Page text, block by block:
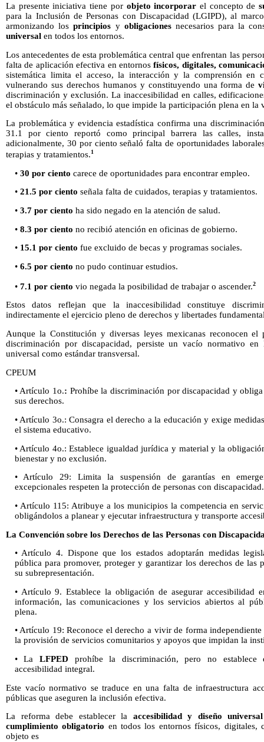
La presente iniciativa tiene por objeto incorporar el concepto de
para la Inclusión de Personas con Discapacidad (LGIPD), al
armonizando losprincipios y obligacionesnecesarios para la
universal en todos los entornos.
Los antecedentes de esta problemática central que enfrentan las
falta de aplicación efectiva en entornosfísicos, digitales,
sistemática limita el acceso, la interacción y la comprensión en
vulnerando sus derechos humanos y constituyendo una forma de
discriminación y exclusión. La inaccesibilidad en calles,
el obstáculo más señalado, lo que impide la participación plena en
La problemática y evidencia estadística confirma una
31.1 por ciento reportó como principal barrera las calles,
adicionalmente, 30 por ciento señaló falta de oportunidades
terapias y tratamientos.1
• 30 por ciento carece de oportunidades para encontrar empleo.
• 21.5 por ciento señala falta de cuidados, terapias y tratamientos.
• 3.7 por ciento ha sido negado en la atención de salud.
• 8.3 por ciento no recibió atención en oficinas de gobierno.
• 15.1 por ciento fue excluido de becas y programas sociales.
• 6.5 por ciento no pudo continuar estudios.
• 7.1 por ciento vio negada la posibilidad de trabajar o ascender.2
Estos datos reflejan que la inaccesibilidad constituye
indirectamente el ejercicio pleno de derechos y libertades
Aunque la Constitución y diversas leyes mexicanas reconocen
discriminación por discapacidad, persiste un vacío normativo
universal como estándar transversal.
CPEUM
• Artículo 1o.: Prohíbe la discriminación por discapacidad y
sus derechos.
• Artículo 3o.: Consagra el derecho a la educación y exige
el sistema educativo.
• Artículo 4o.: Establece igualdad jurídica y material y la
bienestar y no exclusión.
• Artículo 29: Limita la suspensión de garantías en
excepcionales respeten la protección de personas con discapacidad.
• Artículo 115: Atribuye a los municipios la competencia en
obligándolos a planear y ejecutar infraestructura y transporte
La Convención sobre los Derechos de las Personas con
• Artículo 4. Dispone que los estados adoptarán medidas
pública para promover, proteger y garantizar los derechos de las
su subrepresentación.
• Artículo 9. Establece la obligación de asegurar accesibilidad
información, las comunicaciones y los servicios abiertos al
plena.
• Artículo 19: Reconoce el derecho a vivir de forma
la provisión de servicios comunitarios y apoyos que impidan la
• La LFPED prohíbe la discriminación, pero no establece
accesibilidad integral.
Este vacío normativo se traduce en una falta de infraestructura
públicas que aseguren la inclusión efectiva.
La reforma debe establecer la accesibilidad y diseño
cumplimiento obligatorio en todos los entornos físicos, digitales,
objeto es